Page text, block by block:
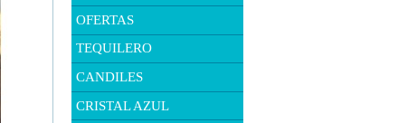
OFERTAS
TEQUILERO
CANDILES
CRISTAL AZUL